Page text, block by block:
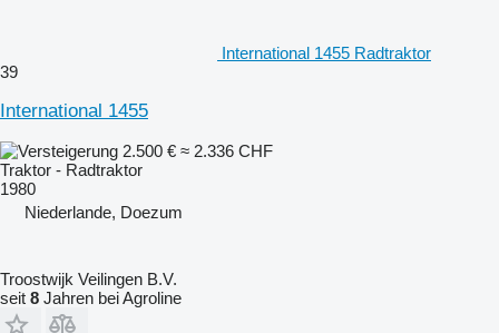
International 1455 Radtraktor
39
International 1455
2.500 € ≈ 2.336 CHF
Traktor - Radtraktor
1980
Niederlande, Doezum
Troostwijk Veilingen B.V.
seit 8 Jahren bei Agroline